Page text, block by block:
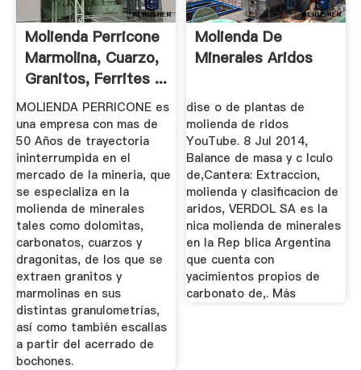
Molienda Perricone
Marmolina, Cuarzo,
Granitos, Ferrites ...
MOLIENDA PERRICONE es
una empresa con mas de
50 Años de trayectoria
ininterrumpida en el
mercado de la mineria, que
se especializa en la
molienda de minerales
tales como dolomitas,
carbonatos, cuarzos y
dragonitas, de los que se
extraen granitos y
marmolinas en sus
distintas granulometrías,
así como también escallas
a partir del acerrado de
bochones.
Molienda De
Minerales Aridos
dise o de plantas de
molienda de ridos
YouTube. 8 Jul 2014,
Balance de masa y c lculo
de,Cantera: Extraccion,
molienda y clasificacion de
aridos, VERDOL SA es la
nica molienda de minerales
en la Rep blica Argentina
que cuenta con
yacimientos propios de
carbonato de,. Más